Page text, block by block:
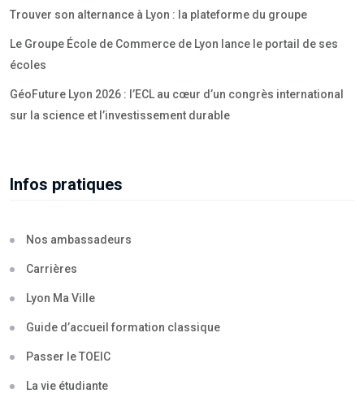
Trouver son alternance à Lyon : la plateforme du groupe
Le Groupe École de Commerce de Lyon lance le portail de ses
écoles
GéoFuture Lyon 2026 : l’ECL au cœur d’un congrès international
sur la science et l’investissement durable
Infos pratiques
Nos ambassadeurs
Carrières
Lyon Ma Ville
Guide d’accueil formation classique
Passer le TOEIC
La vie étudiante